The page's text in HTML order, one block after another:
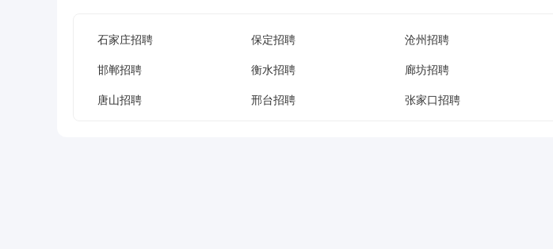
石家庄招聘 保定招聘 沧州招聘
邯郸招聘 衡水招聘 廊坊招聘
唐山招聘 邢台招聘 张家口招聘